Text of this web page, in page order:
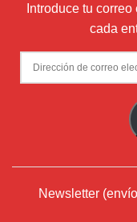
Introduce tu
cada
Dirección
de
Newsletter